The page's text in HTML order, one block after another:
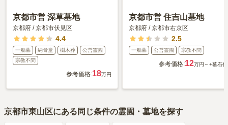
京都市営 深草墓地
京都府 /京都市伏見区
4.4
一般墓 納骨堂 樹木葬
公営霊園
宗教不問
参考価格:18万円
京都市営 住吉山墓地
京都府 /京都市右京区
2.5
一般墓 公営霊園 宗教不問
参考価格:12万円～+墓石代
京都市東山区にある同じ条件の霊園・墓地を探す